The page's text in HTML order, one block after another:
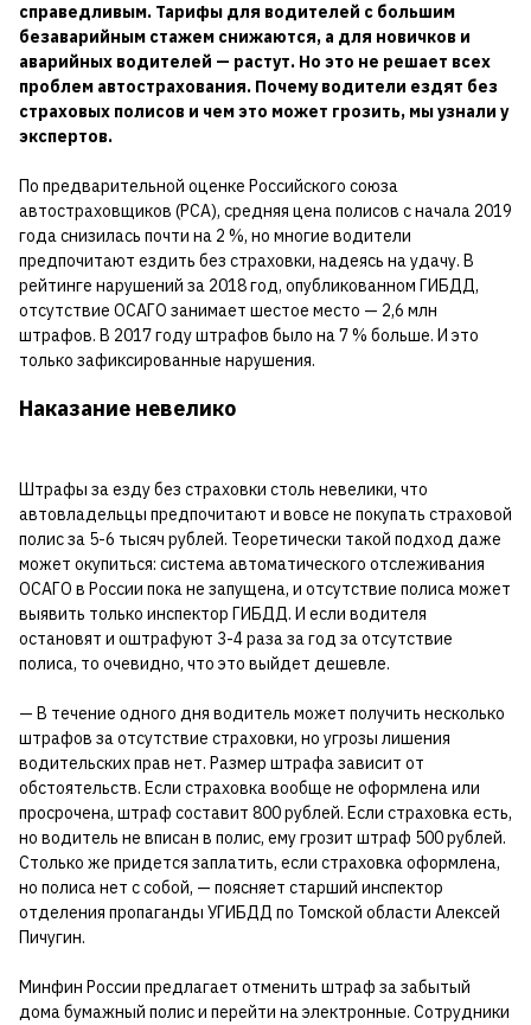
справедливым. Тарифы для водителей с большим
безаварийным стажем снижаются, а для новичков и
аварийных водителей — растут. Но это не решает всех
проблем автострахования. Почему водители ездят без
страховых полисов и чем это может грозить, мы узнали у
экспертов.
По предварительной оценке Российского союза
автостраховщиков (РСА), средняя цена полисов с начала 2019
года снизилась почти на 2 %, но многие водители
предпочитают ездить без страховки, надеясь на удачу. В
рейтинге нарушений за 2018 год, опубликованном ГИБДД,
отсутствие ОСАГО занимает шестое место — 2,6 млн
штрафов. В 2017 году штрафов было на 7 % больше. И это
только зафиксированные нарушения.
Наказание невелико
Штрафы за езду без страховки столь невелики, что
автовладельцы предпочитают и вовсе не покупать страховой
полис за 5-6 тысяч рублей. Теоретически такой подход даже
может окупиться: система автоматического отслеживания
ОСАГО в России пока не запущена, и отсутствие полиса может
выявить только инспектор ГИБДД. И если водителя
остановят и оштрафуют 3-4 раза за год за отсутствие
полиса, то очевидно, что это выйдет дешевле.
— В течение одного дня водитель может получить несколько
штрафов за отсутствие страховки, но угрозы лишения
водительских прав нет. Размер штрафа зависит от
обстоятельств. Если страховка вообще не оформлена или
просрочена, штраф составит 800 рублей. Если страховка есть,
но водитель не вписан в полис, ему грозит штраф 500 рублей.
Столько же придется заплатить, если страховка оформлена,
но полиса нет с собой, — поясняет старший инспектор
отделения пропаганды УГИБДД по Томской области Алексей
Пичугин.
Минфин России предлагает отменить штраф за забытый
дома бумажный полис и перейти на электронные. Сотрудники